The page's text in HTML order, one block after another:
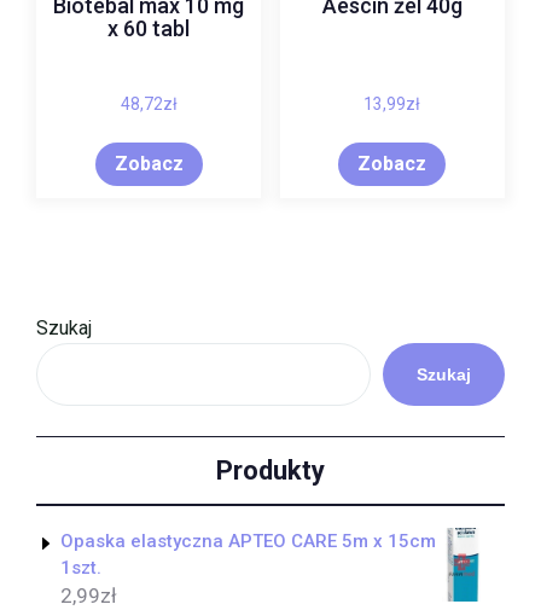
x 60 tabl
48,72zł
Zobacz
13,99zł
Zobacz
Szukaj
Szukaj
Produkty
Opaska elastyczna APTEO CARE 5m x 15cm
1szt.
2,99zł